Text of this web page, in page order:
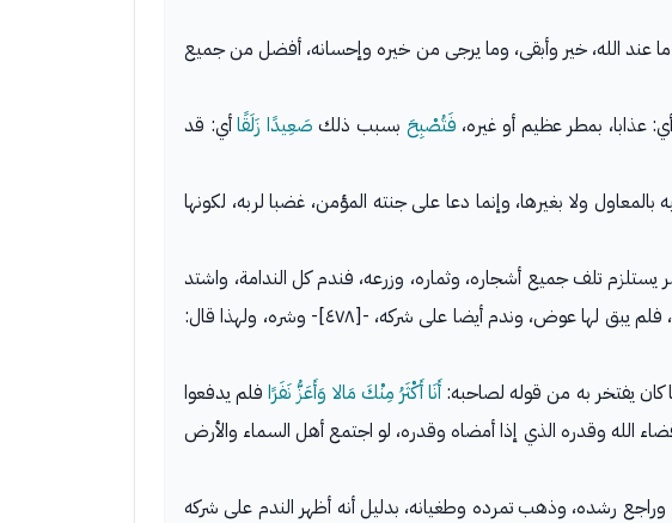
عند الله، خير وأبقى، وما يرجى من خيره وإحسانه، أفضل من جميع
أي: عذابا، بمطر عظيم أو غيره، فَتُصْبِحَ بسبب ذلك صَعِيدًا زَلَقًاأي: قد
بالمعاول ولا بغيرها، وإنما دعا على جنته المؤمن، غضبا لربه، لكونها
تلف جميع أشجاره، وثماره، وزرعه، فندم كل الندامة، واشتد
عوض، وندم أيضا على شركه، -[٤٧٨]- وشره، ولهذا قال:
يفتخر به من قوله لصاحبه: أَنَا أَكْثَرُ مِنْكَ مَالا وَأَعَزُّ نَفَرًافلم يدفعوا
الله وقدره الذي إذا أمضاه وقدره، لو اجتمع أهل السماء والأرض
وراجع رشده، وذهب تمرده وطغيانه، بدليل أنه أظهر الندم على شركه